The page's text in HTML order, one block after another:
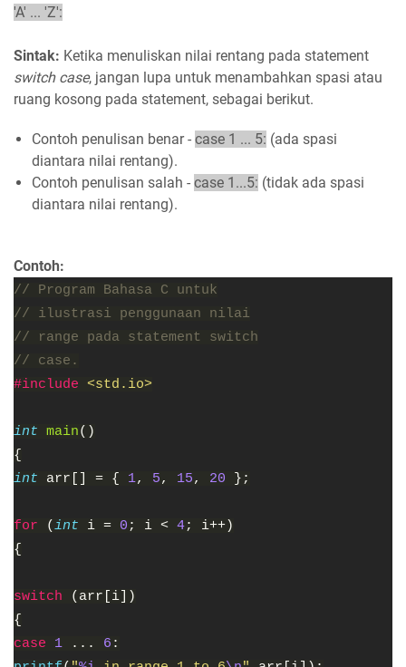
'A' ... 'Z':
Sintak: Ketika menuliskan nilai rentang pada statement
switch case, jangan lupa untuk menambahkan spasi atau
ruang kosong pada statement, sebagai berikut.
Contoh penulisan benar - case 1 ... 5: (ada spasi
diantara nilai rentang).
Contoh penulisan salah - case 1...5: (tidak ada spasi
diantara nilai rentang).
Contoh:
// Program Bahasa C untuk
// ilustrasi penggunaan nilai
// range pada statement switch
// case.
#include <std.io>
int main()
{
int arr[] = { 1, 5, 15, 20 };
for (int i = 0 ; i < 4; i++)
{
switch
(arr[i])
{
case 1 ... 6 :